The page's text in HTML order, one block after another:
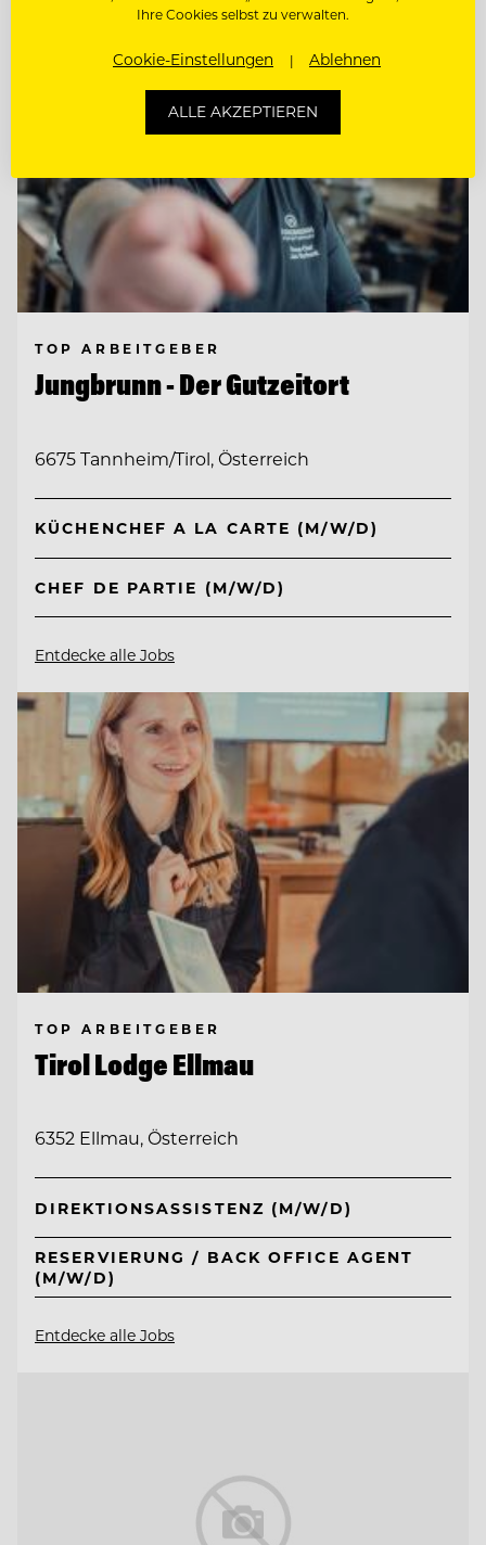
TOP ARBEITGEBER
Jungbrunn - Der Gutzeitort
6675 Tannheim/Tirol, Österreich
KÜCHENCHEF A LA CARTE (M/W/D)
CHEF DE PARTIE (M/W/D)
Entdecke alle Jobs
TOP ARBEITGEBER
Tirol Lodge Ellmau
6352 Ellmau, Österreich
DIREKTIONSASSISTENZ (M/W/D)
RESERVIERUNG / BACK OFFICE AGENT
(M/W/D)
Entdecke alle Jobs
Ihre Cookies selbst zu verwalten.
Cookie-Einstellungen Ablehnen
ALLE AKZEPTIEREN